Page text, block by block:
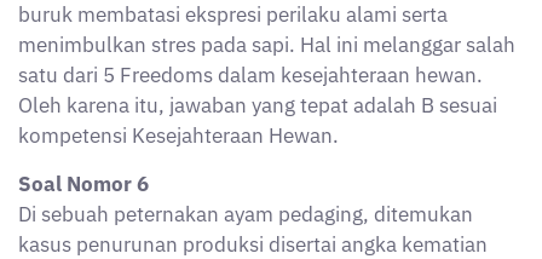
buruk membatasi ekspresi perilaku alami serta
menimbulkan stres pada sapi. Hal ini melanggar salah
satu dari 5 Freedoms dalam kesejahteraan hewan.
Oleh karena itu, jawaban yang tepat adalah B sesuai
kompetensi Kesejahteraan Hewan.
Soal Nomor 6
Di sebuah peternakan ayam pedaging, ditemukan
kasus penurunan produksi disertai angka kematian